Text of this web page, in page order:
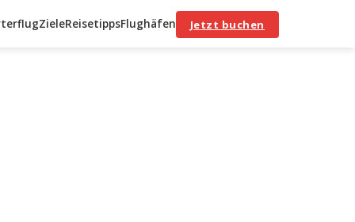
ZieleReisetippsFlughäfen Jetzt buchen